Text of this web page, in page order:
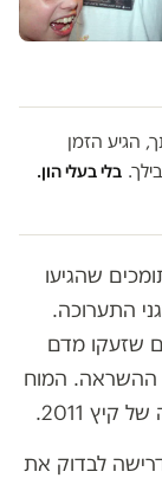
הגיע הזמן
בלי בעלי הון.
שהגיעו
התערוכה.
שזעקו מדם
ההשראה. המוח
2011.
לבדוק את